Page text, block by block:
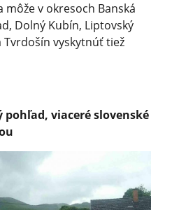
v okresoch Banská
Dolný Kubín, Liptovský
Tvrdošín vyskytnúť tiež
pohľad, viaceré slovenské